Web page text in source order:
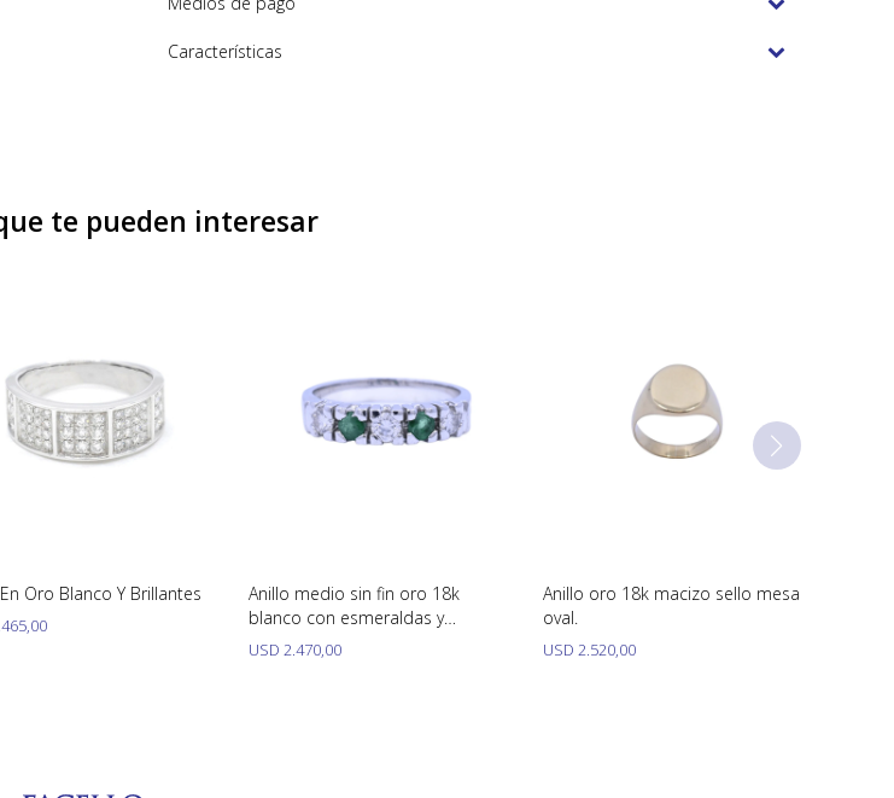
Características
te pueden interesar
Oro Blanco Y Brillantes
Anillo medio sin fin oro 18k
blanco con esmeraldas y
brillantes.
USD 2.470,00
Anillo oro 18k macizo sello mesa
oval.
USD 2.520,00